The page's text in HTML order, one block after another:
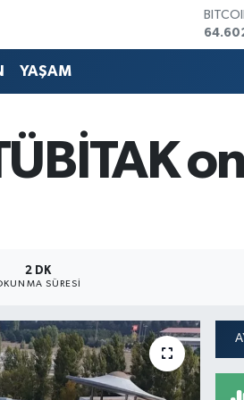
EURO
13.768
YAŞAM
2 DK
SÜRESI